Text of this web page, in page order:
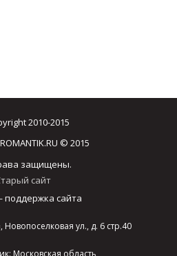
2010-2015
© 2015
защищены.
сайт
сайта
ул., д. 6 стр.40
Московская область,